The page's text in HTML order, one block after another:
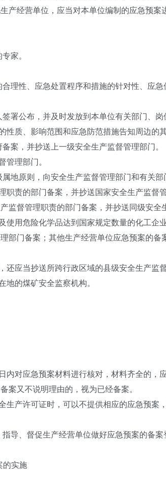
产经营单位，应当对本单位编制的应急预案
家。
理性、应急处置程序和措施的针对性、应
署公布，并及时发放到本单位有关部门、岗
质、影响范围和应急防范措施告知周边的
案，并抄送上一级安全生产监督管理部门。
管理部门。
地原则，向安全生产监督管理部门和有关部
责的部门备案，并抄送国家安全生产监督
督管理职责的部门备案，并抄送同级安全
用危险化学品达到国家规定数量的化工企
部门备案；其他生产经营单位应急预案的备
应当抄送所跨行政区域的县级安全生产监督
的煤矿安全监察机构。
内对应急预案材料进行核对，材料齐全的，
案又不说明理由的，视为已经备案。
产许可证时，可以不提供相应的应急预案
导、督促生产经营单位做好应急预案的备案
的实施